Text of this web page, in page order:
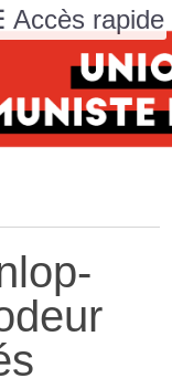
Accès rapide